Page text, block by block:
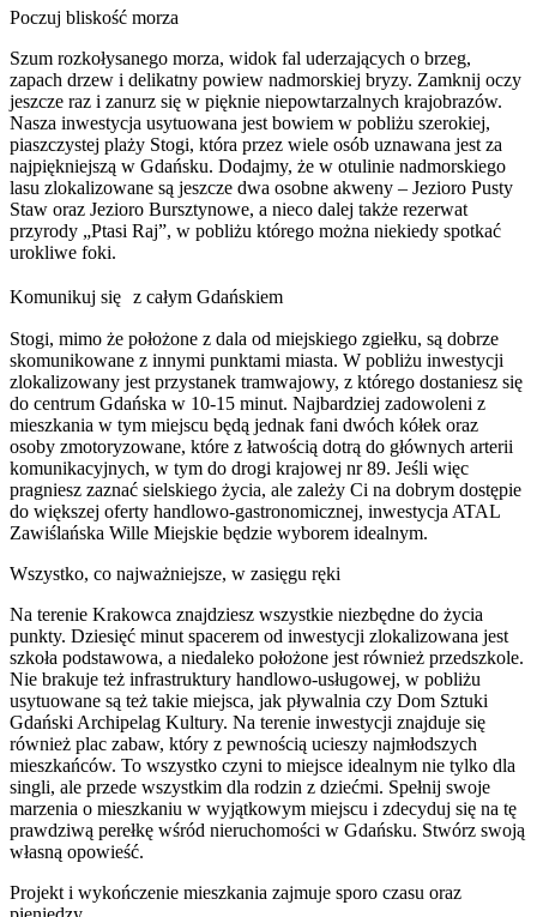
Poczuj bliskość morza
Szum rozkołysanego morza, widok fal uderzających o brzeg,
zapach drzew i delikatny powiew nadmorskiej bryzy. Zamknij oczy
jeszcze raz i zanurz się w pięknie niepowtarzalnych krajobrazów.
Nasza inwestycja usytuowana jest bowiem w pobliżu szerokiej,
piaszczystej plaży Stogi, która przez wiele osób uznawana jest za
najpiękniejszą w Gdańsku. Dodajmy, że w otulinie nadmorskiego
lasu zlokalizowane są jeszcze dwa osobne akweny – Jezioro Pusty
Staw oraz Jezioro Bursztynowe, a nieco dalej także rezerwat
przyrody „Ptasi Raj”, w pobliżu którego można niekiedy spotkać
urokliwe foki.
Komunikuj się z całym Gdańskiem
Stogi, mimo że położone z dala od miejskiego zgiełku, są dobrze
skomunikowane z innymi punktami miasta. W pobliżu inwestycji
zlokalizowany jest przystanek tramwajowy, z którego dostaniesz się
do centrum Gdańska w 10-15 minut. Najbardziej zadowoleni z
mieszkania w tym miejscu będą jednak fani dwóch kółek oraz
osoby zmotoryzowane, które z łatwością dotrą do głównych arterii
komunikacyjnych, w tym do drogi krajowej nr 89. Jeśli więc
pragniesz zaznać sielskiego życia, ale zależy Ci na dobrym dostępie
do większej oferty handlowo-gastronomicznej, inwestycja ATAL
Zawiślańska Wille Miejskie będzie wyborem idealnym.
Wszystko, co najważniejsze, w zasięgu ręki
Na terenie Krakowca znajdziesz wszystkie niezbędne do życia
punkty. Dziesięć minut spacerem od inwestycji zlokalizowana jest
szkoła podstawowa, a niedaleko położone jest również przedszkole.
Nie brakuje też infrastruktury handlowo-usługowej, w pobliżu
usytuowane są też takie miejsca, jak pływalnia czy Dom Sztuki
Gdański Archipelag Kultury. Na terenie inwestycji znajduje się
również plac zabaw, który z pewnością ucieszy najmłodszych
mieszkańców. To wszystko czyni to miejsce idealnym nie tylko dla
singli, ale przede wszystkim dla rodzin z dziećmi. Spełnij swoje
marzenia o mieszkaniu w wyjątkowym miejscu i zdecyduj się na tę
prawdziwą perełkę wśród nieruchomości w Gdańsku. Stwórz swoją
własną opowieść.
Projekt i wykończenie mieszkania zajmuje sporo czasu oraz